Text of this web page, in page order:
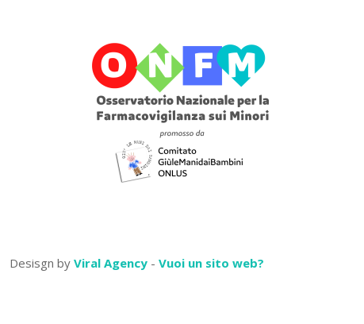
Desisgn by Viral Agency - Vuoi un sito web?